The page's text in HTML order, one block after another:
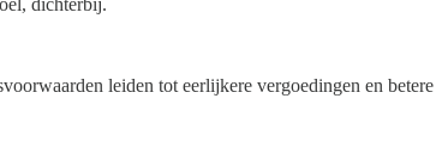
dichterbij.
leiden tot eerlijkere vergoedingen en betere